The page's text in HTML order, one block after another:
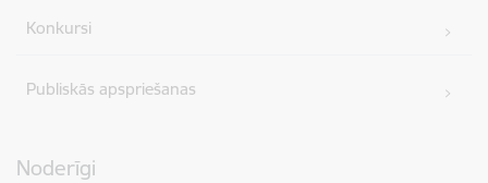
Konkursi
Publiskās apspriešanas
Noderīgi